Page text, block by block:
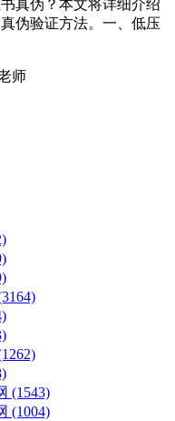
真伪？本文将详细介绍
伪验证方法。一、低压
师
(1543)
(1004)